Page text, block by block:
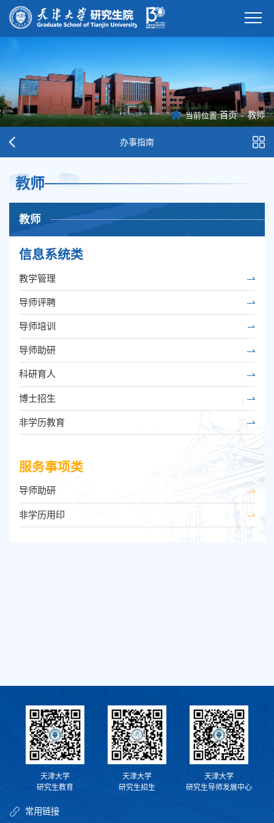
当前位置:首页 - 教师
办事指南
教师
教师
信息系统类
教学管理
导师评聘
导师培训
导师助研
科研育人
博士招生
非学历教育
服务事项类
导师助研
非学历用印
天津大学
研究生教育
天津大学
研究生招生
天津大学
研究生导师发展中心
常用链接